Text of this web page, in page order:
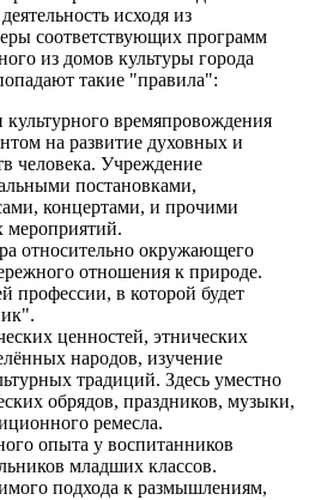
исходя из
соответствующих программ
из домов культуры города
такие "правила":
культурного времяпровождения
на развитие духовных и
человека. Учреждение
постановками,
концертами, и прочими
мероприятий.
относительно окружающего
отношения к природе.
профессии, в которой будет
ценностей, этнических
народов, изучение
традиций. Здесь уместно
обрядов, праздников, музыки,
ремесла.
опыта у воспитанников
младших классов.
подхода к размышлениям,